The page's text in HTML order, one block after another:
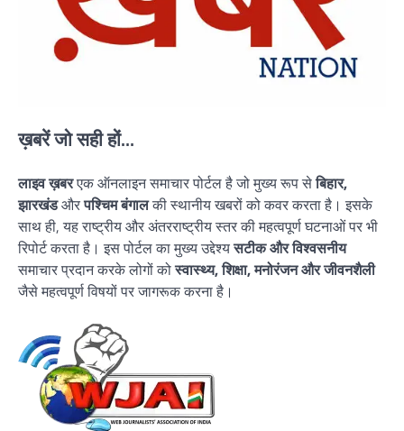
ख़बरें जो सही हों...
लाइव ख़बरएक ऑनलाइन समाचार पोर्टल है जो मुख्य रूप सेबिहार,
झारखंडऔरपश्चिम बंगालकी स्थानीय खबरों को कवर करता है। इसके
साथ ही, यह राष्ट्रीय और अंतरराष्ट्रीय स्तर की महत्वपूर्ण घटनाओं पर भी
रिपोर्ट करता है। इस पोर्टल का मुख्य उद्देश्यसटीक और विश्वसनीय
समाचार प्रदान करके लोगों कोस्वास्थ्य, शिक्षा, मनोरंजन और जीवनशैली
जैसे महत्वपूर्ण विषयों पर जागरूक करना है।